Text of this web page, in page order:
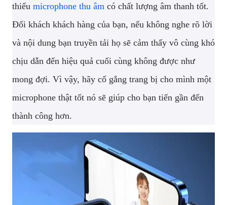
thiếu microphone thu âm có chất lượng âm thanh tốt.
Đối khách khách hàng của bạn, nếu không nghe rõ lời
và nội dung bạn truyền tải họ sẽ cảm thấy vô cùng khó
chịu dẫn đến hiệu quả cuối cùng không được như
mong đợi. Vì vậy, hãy cố gắng trang bị cho mình một
microphone thật tốt nó sẽ giúp cho bạn tiến gần đến
thành công hơn.